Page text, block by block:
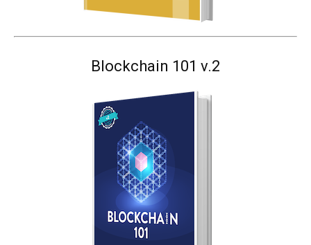
Blockchain 101 v.2